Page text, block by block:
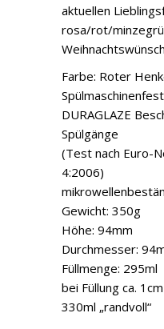
aktuellen
rosa/rot/
Farbe: Roter
DURAGLAZE
Spülgänge
(Test nach Euro-
4:2006)
Gewicht: 350g
Höhe: 94mm
Durchmesser:
Füllmenge: 295ml
bei Füllung ca.
330ml „randvoll“